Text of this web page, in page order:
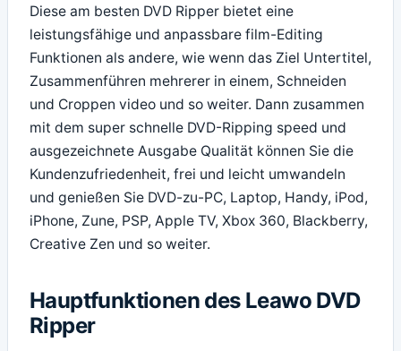
Diese am besten DVD Ripper bietet eine
leistungsfähige und anpassbare film-Editing
Funktionen als andere, wie wenn das Ziel Untertitel,
Zusammenführen mehrerer in einem, Schneiden
und Croppen video und so weiter. Dann zusammen
mit dem super schnelle DVD-Ripping speed und
ausgezeichnete Ausgabe Qualität können Sie die
Kundenzufriedenheit, frei und leicht umwandeln
und genießen Sie DVD-zu-PC, Laptop, Handy, iPod,
iPhone, Zune, PSP, Apple TV, Xbox 360, Blackberry,
Creative Zen und so weiter.
Hauptfunktionen des Leawo DVD
Ripper